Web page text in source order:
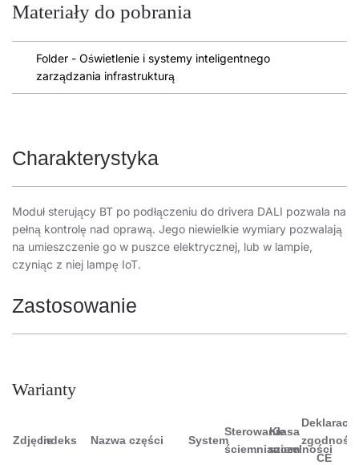
Materiały do pobrania
Folder - Oświetlenie i systemy inteligentnego
zarządzania infrastrukturą
Charakterystyka
Moduł sterujący BT po podłączeniu do drivera DALI pozwala na
pełną kontrolę nad oprawą. Jego niewielkie wymiary pozwalają
na umieszczenie go w puszce elektrycznej, lub w lampie,
czyniąc z niej lampę IoT.
Zastosowanie
Warianty
ZdjęcieIndeks Nazwa części System
Sterowanie
ściemnianiem
Klasa
szczelności
Deklaracja
zgodności
CE